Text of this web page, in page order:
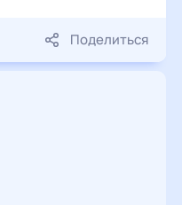
Поделиться